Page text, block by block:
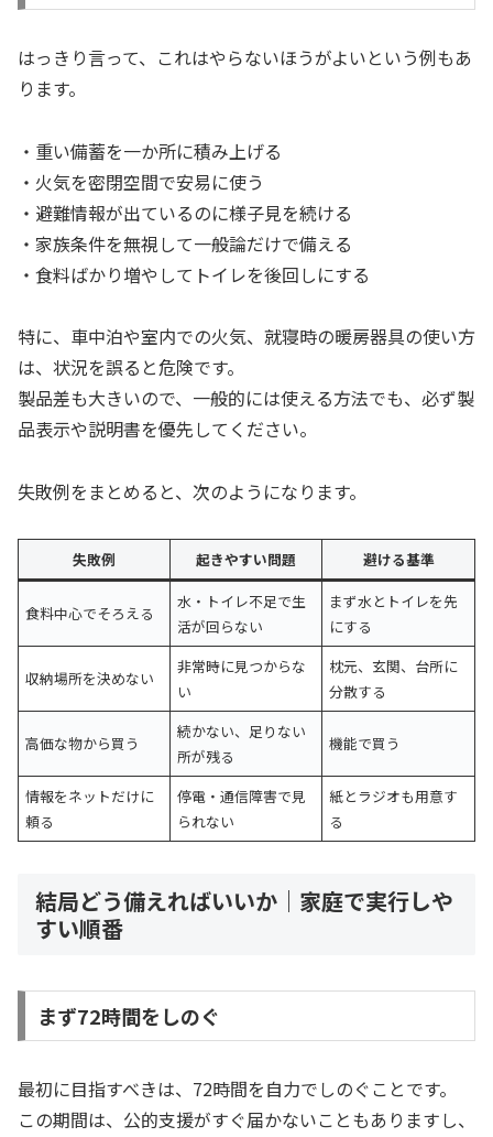
はっきり言って、これはやらないほうがよいという例もあ
ります。
・重い備蓄を一か所に積み上げる
・火気を密閉空間で安易に使う
・避難情報が出ているのに様子見を続ける
・家族条件を無視して一般論だけで備える
・食料ばかり増やしてトイレを後回しにする
特に、車中泊や室内での火気、就寝時の暖房器具の使い方
は、状況を誤ると危険です。
製品差も大きいので、一般的には使える方法でも、必ず製
品表示や説明書を優先してください。
失敗例をまとめると、次のようになります。
失敗例 起きやすい問題 避ける基準
食料中心でそろえる
水・トイレ不足で生
活が回らない
まず水とトイレを先
にする
収納場所を決めない
非常時に見つからな
い
枕元、玄関、台所に
分散する
高価な物から買う
続かない、足りない
所が残る
機能で買う
情報をネットだけに
頼る
停電・通信障害で見
られない
紙とラジオも用意す
る
結局どう備えればいいか｜家庭で実行しや
すい順番
まず72時間をしのぐ
最初に目指すべきは、72時間を自力でしのぐことです。
この期間は、公的支援がすぐ届かないこともありますし、